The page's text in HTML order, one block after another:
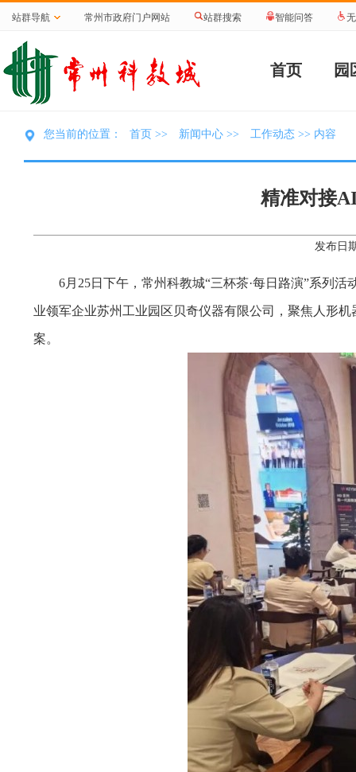
站群导航 常州市政府门户网站 站群搜索 智能问答
首页 园
您当前的位置： 首页 >> 新闻中心 >> 工作动态 >> 内容
精准对接
发布日
6月25日下午，常州科教城“三杯茶·每日路演”系列
业领军企业苏州工业园区贝奇仪器有限公司，聚焦人形
案。